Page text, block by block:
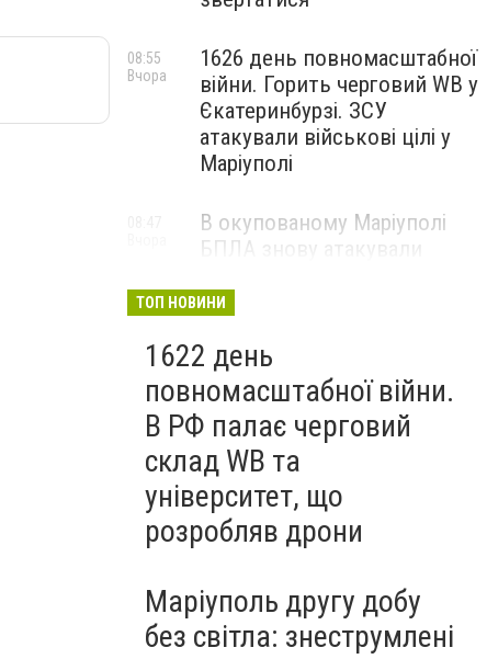
1626 день повномасштабної
війни. Горить черговий WB у
Єкатеринбурзі. ЗСУ
атакували військові цілі у
Маріуполі
08:55
Вчора
В окупованому Маріуполі
БПЛА знову атакували
— ВІДЕО
ТОП НОВИНИ
1622 день
повномасштабної війни.
В РФ палає черговий
склад WB та
університет, що
розробляв дрони
Маріуполь другу добу
без світла: знеструмлені